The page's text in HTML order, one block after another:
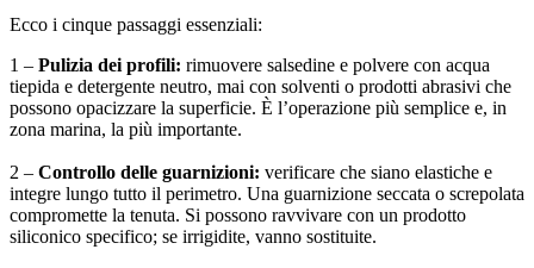
Ecco i cinque passaggi essenziali:
1 – Pulizia dei profili: rimuovere salsedine e polvere con acqua
tiepida e detergente neutro, mai con solventi o prodotti abrasivi che
possono opacizzare la superficie. È l’operazione più semplice e, in
zona marina, la più importante.
2 – Controllo delle guarnizioni: verificare che siano elastiche e
integre lungo tutto il perimetro. Una guarnizione seccata o screpolata
compromette la tenuta. Si possono ravvivare con un prodotto
siliconico specifico; se irrigidite, vanno sostituite.